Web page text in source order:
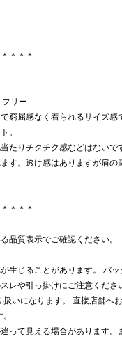
＊＊＊
リー
窮屈感なく着られるサイズ感
。
たりチクチク感などはないで
す。透け感はありますが肩の
＊＊＊
品質表示でご確認ください。
生じることがあります。 バ
レや引っ掛けにご注意くださ
いになります。 直接店舗へ
って見える場合があります。